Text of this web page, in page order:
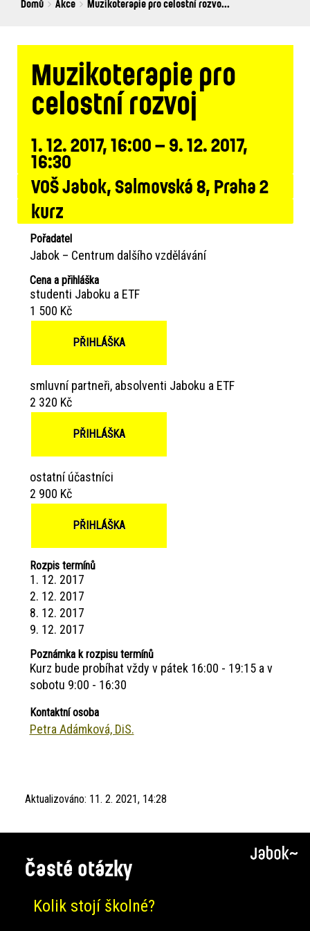
Breadcrumbs
You
Domů Akce Muzikoterapie pro celostní rozvo...
Muzikoterapie pro
celostní rozvoj
1. 12. 2017, 16:00 – 9. 12. 2017,
16:30
VOŠ Jabok, Salmovská 8, Praha 2
kurz
Pořadatel
Jabok – Centrum dalšího vzdělávání
Cena a přihláška
studenti Jaboku a ETF
1 500 Kč
PŘIHLÁŠKA
smluvní partneři, absolventi Jaboku a ETF
2 320 Kč
PŘIHLÁŠKA
ostatní účastníci
2 900 Kč
PŘIHLÁŠKA
Rozpis termínů
1. 12. 2017
2. 12. 2017
8. 12. 2017
9. 12. 2017
Poznámka k rozpisu termínů
Kurz bude probíhat vždy v pátek 16:00 - 19:15 a v
sobotu 9:00 - 16:30
Kontaktní osoba
Petra Adámková, DiS.
Aktualizováno: 11. 2. 2021, 14:28
Časté otázky
Kolik stojí školné?